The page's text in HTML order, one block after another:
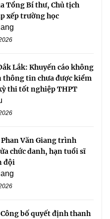
Tổng Bí thư, Chủ tịch
xếp trường học
Lắk: Khuyến cáo không
thông tin chưa được kiểm
thi tốt nghiệp THPT
Văn Giang trình
chức danh, hạn tuổi sĩ
đội
bố quyết định thanh